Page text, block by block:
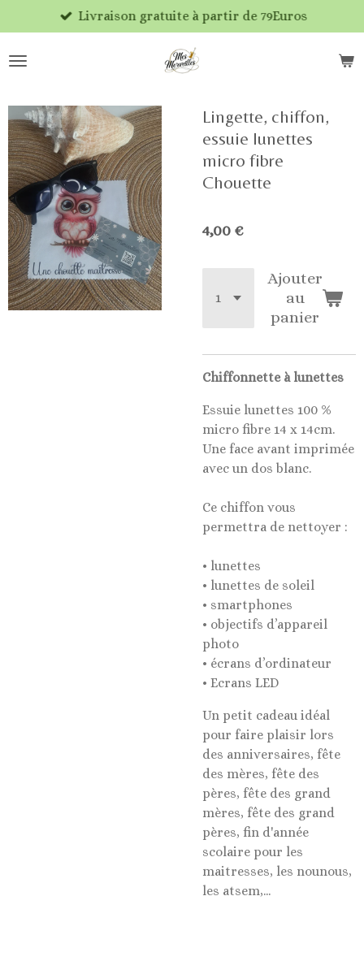
au
contenu
Livraison gratuite à partir de 79Euros
Lingette, chiffon,
essuie lunettes
micro fibre
Chouette
4,00 €
Ajouter
au
panier
Chiffonnette à lunettes
Essuie lunettes 100 %
micro fibre 14 x 14cm.
Une face avant imprimée
avec un dos blanc.
Ce chiffon vous
permettra de nettoyer :
• lunettes
• lunettes de soleil
• smartphones
• objectifs d’appareil
photo
• écrans d’ordinateur
• Ecrans LED
Un petit cadeau idéal
pour faire plaisir lors
des anniversaires, fête
des mères, fête des
pères, fête des grand
mères, fête des grand
pères, fin d'année
scolaire pour les
maitresses, les nounous,
les atsem,...